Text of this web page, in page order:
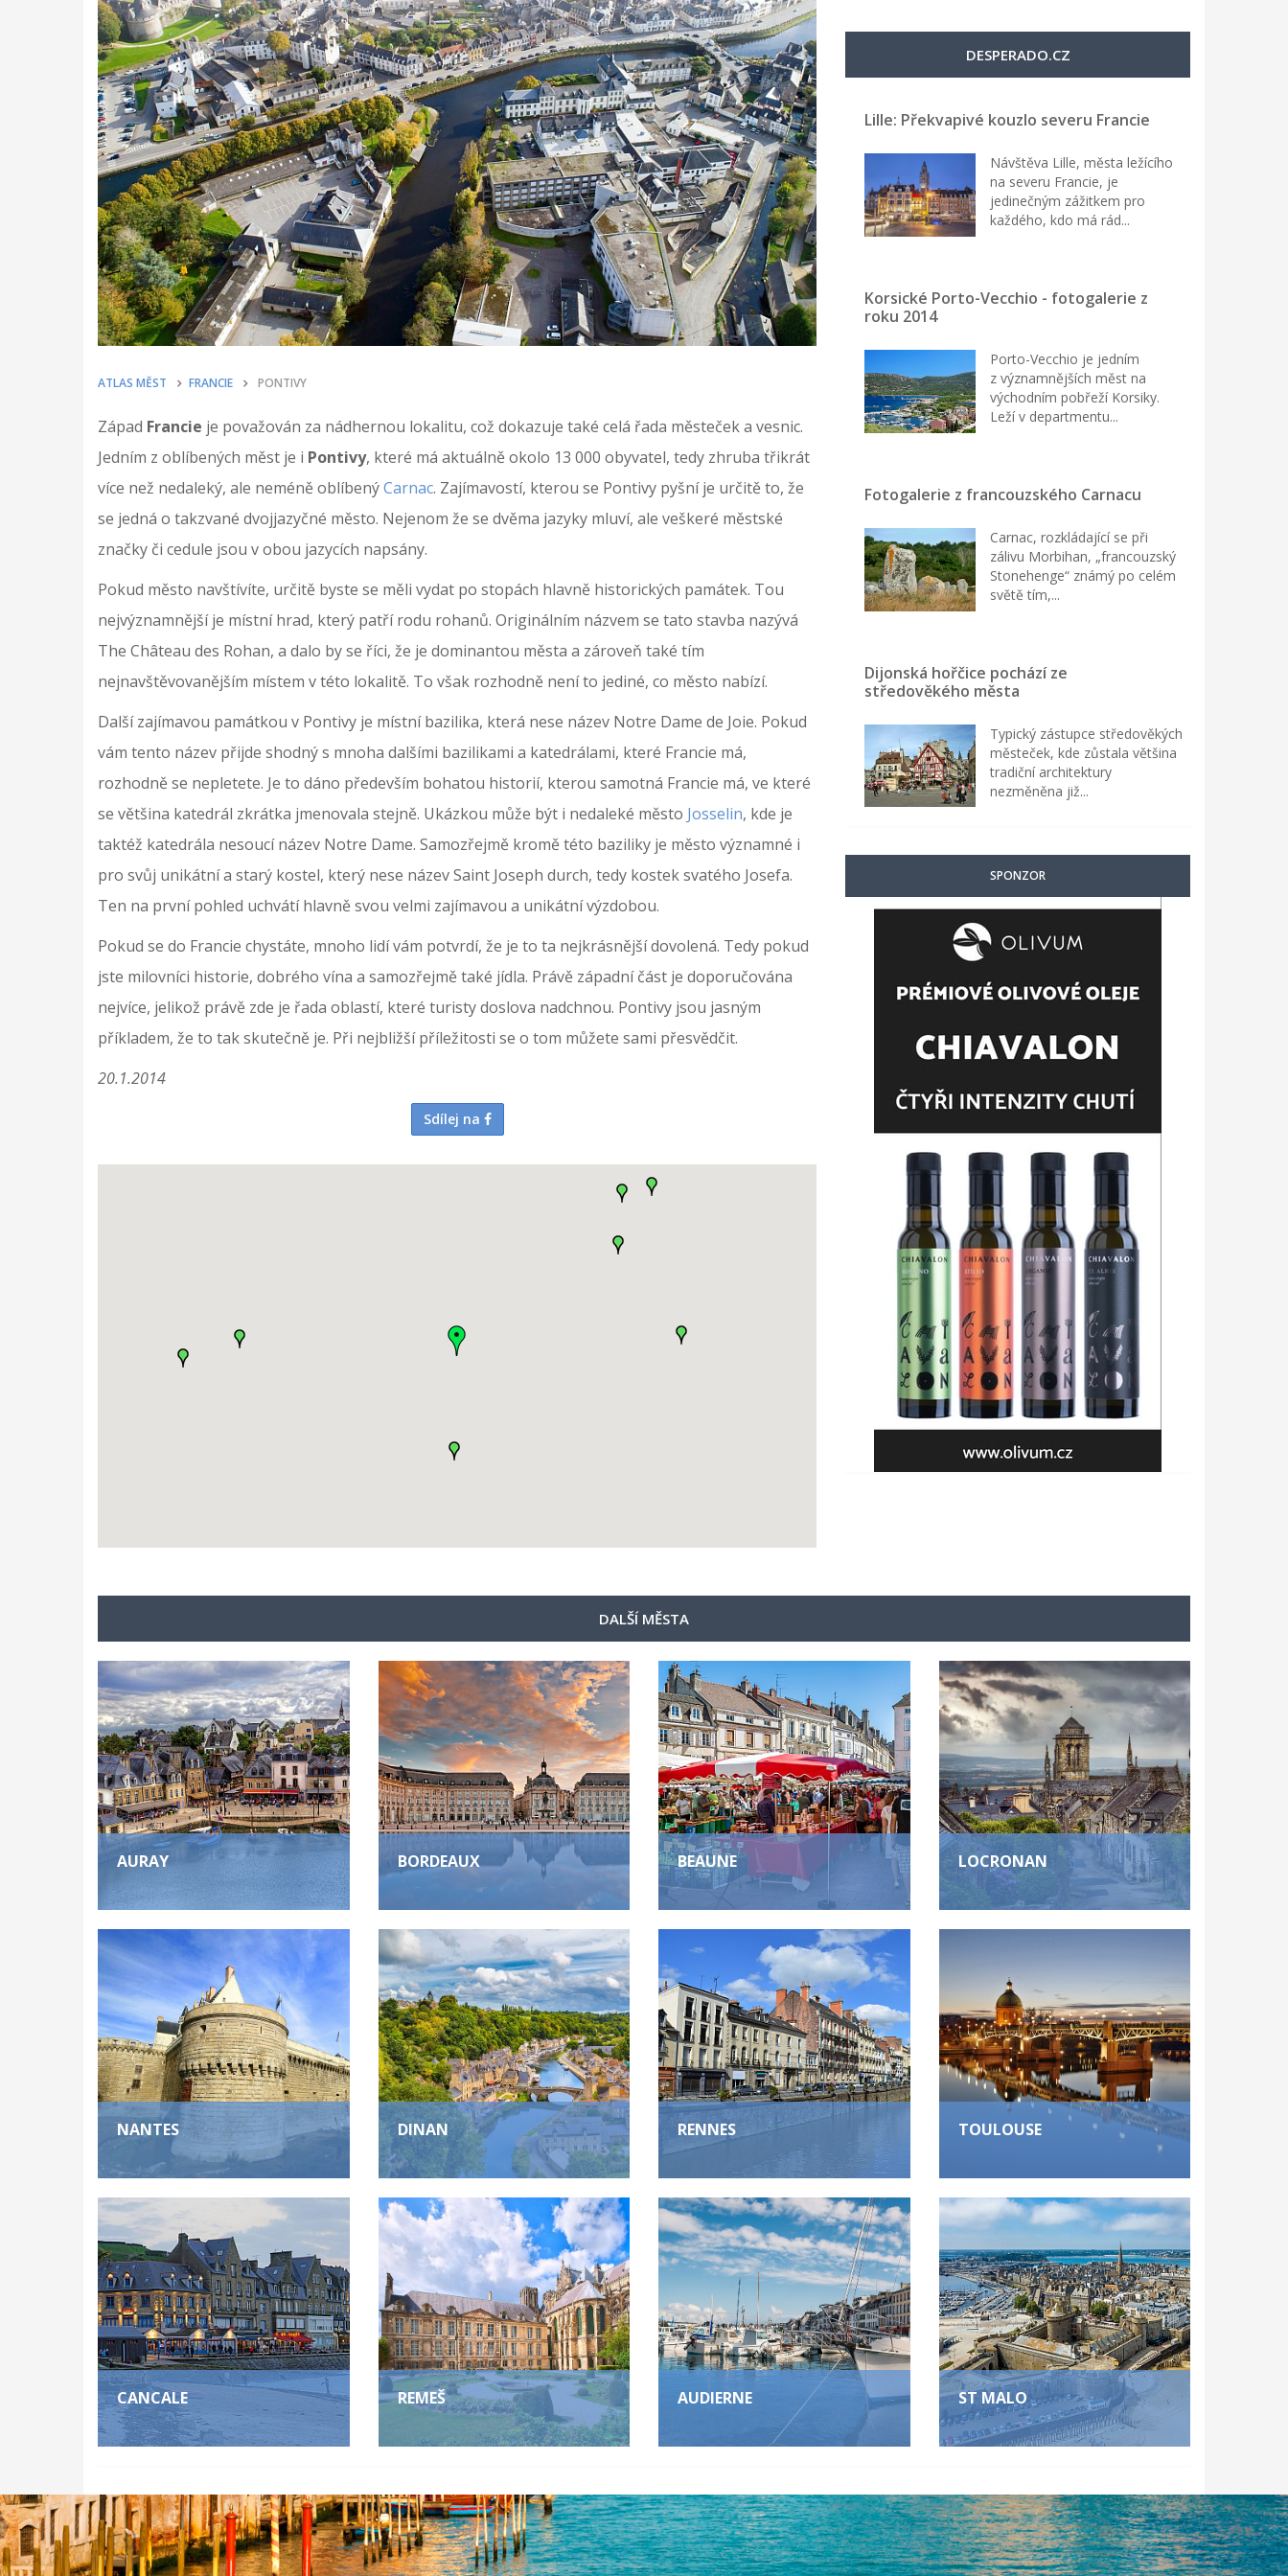
ATLAS MĚST FRANCIE PONTIVY
Západ Francie je považován za nádhernou lokalitu, což dokazuje také celá řada městeček a vesnic.
Jedním z oblíbených měst je i Pontivy, které má aktuálně okolo 13 000 obyvatel, tedy zhruba třikrát
více než nedaleký, ale neméně oblíbenýCarnac. Zajímavostí, kterou se Pontivy pyšní je určitě to, že
se jedná o takzvané dvojjazyčné město. Nejenom že se dvěma jazyky mluví, ale veškeré městské
značky či cedule jsou v obou jazycích napsány.
Pokud město navštívíte, určitě byste se měli vydat po stopách hlavně historických památek. Tou
nejvýznamnější je místní hrad, který patří rodu rohanů. Originálním názvem se tato stavba nazývá
The Château des Rohan, a dalo by se říci, že je dominantou města a zároveň také tím
nejnavštěvovanějším místem v této lokalitě. To však rozhodně není to jediné, co město nabízí.
Další zajímavou památkou v Pontivy je místní bazilika, která nese název Notre Dame de Joie. Pokud
vám tento název přijde shodný s mnoha dalšími bazilikami a katedrálami, které Francie má,
rozhodně se nepletete. Je to dáno především bohatou historií, kterou samotná Francie má, ve které
se většina katedrál zkrátka jmenovala stejně. Ukázkou může být i nedaleké město Josselin, kde je
taktéž katedrála nesoucí název Notre Dame. Samozřejmě kromě této baziliky je město významné i
pro svůj unikátní a starý kostel, který nese název Saint Joseph durch, tedy kostek svatého Josefa.
Ten na první pohled uchvátí hlavně svou velmi zajímavou a unikátní výzdobou.
Pokud se do Francie chystáte, mnoho lidí vám potvrdí, že je to ta nejkrásnější dovolená. Tedy pokud
jste milovníci historie, dobrého vína a samozřejmě také jídla. Právě západní část je doporučována
nejvíce, jelikož právě zde je řada oblastí, které turisty doslova nadchnou. Pontivy jsou jasným
příkladem, že to tak skutečně je. Při nejbližší příležitosti se o tom můžete sami přesvědčit.
20.1.2014
Sdílej na
DESPERADO.CZ
Lille: Překvapivé kouzlo severu Francie
Návštěva Lille, města ležícího
na severu Francie, je
jedinečným zážitkem pro
každého, kdo má rád...
Korsické Porto-Vecchio - fotogalerie z
roku 2014
Porto-Vecchio je jedním
z významnějších měst na
východním pobřeží Korsiky.
Leží v departmentu...
Fotogalerie z francouzského Carnacu
Carnac, rozkládající se při
zálivu Morbihan, „francouzský
Stonehenge“ známý po celém
světě tím,...
Dijonská hořčice pochází ze
středověkého města
Typický zástupce středověkých
městeček, kde zůstala většina
tradiční architektury
nezměněna již...
SPONZOR
DALŠÍ MĚSTA
AURAY BORDEAUX BEAUNE LOCRONAN
NANTES DINAN RENNES TOULOUSE
CANCALE REMEŠ AUDIERNE ST MALO